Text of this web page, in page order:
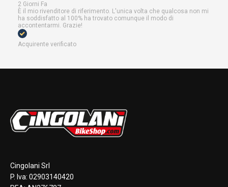
2 Giorni Fa
È il mio rivenditore di riferimento. L'unica volta che qualcosa non mi
ha soddisfatto al 100% ha trovato comunque il modo di
accontentarmi. Grazie!
Acquirente verificato
Cingolani Srl
P. Iva: 02903140420